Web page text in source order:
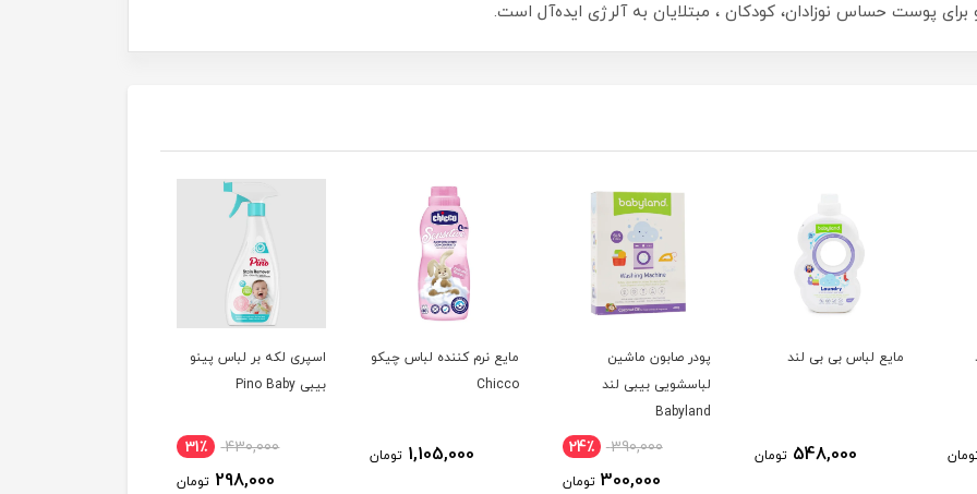
برای پوست حساس نوزادان، کودکان ، مبتلایان به آلرژی ایده‌آل است.
مایع لباس بی بی لند
548,000 تومان
پودر صابون ماشین
لباسشویی بیبی لند
Babyland
390,000 24٪
300,000 تومان
مایع نرم کننده لباس چیکو
Chicco‌
1,105,000 تومان
اسپری لکه بر لباس پینو
بیبی Pino Baby
430,000 31٪
298,000 تومان